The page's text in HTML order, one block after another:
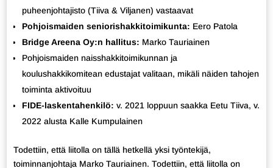
puheenjohtajisto (Tiiva & Viljanen) vastaavat
Pohjoismaiden seniorishakkitoimikunta: Eero Patola
Bridge Areena Oy:n hallitus: Marko Tauriainen
Pohjoismaiden naisshakkitoimikunnan ja
koulushakkikomitean edustajat valitaan, mikäli näiden tahojen
toiminta aktivoituu
FIDE-laskentahenkilö: v. 2021 loppuun saakka Eetu Tiiva, v.
2022 alusta Kalle Kumpulainen
Todettiin, että liitolla on tällä hetkellä yksi työntekijä,
toiminnanjohtaja Marko Tauriainen. Todettiin, että liitolla on